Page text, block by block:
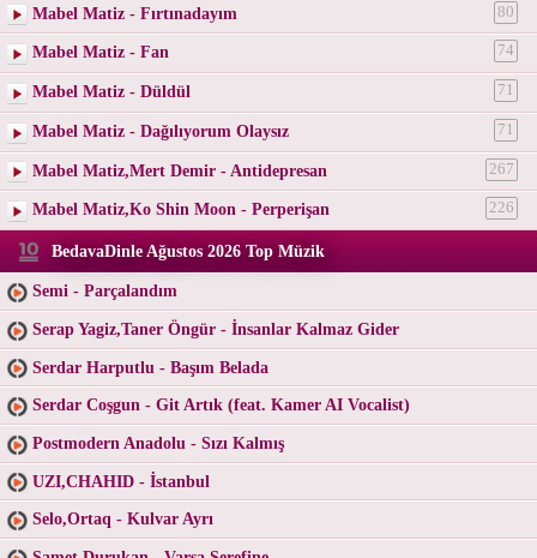
Mabel Matiz - Fırtınadayım 80
Mabel Matiz - Fan 74
Mabel Matiz - Düldül 71
Mabel Matiz - Dağılıyorum Olaysız 71
Mabel Matiz,Mert Demir - Antidepresan 267
Mabel Matiz,Ko Shin Moon - Perperişan 226
BedavaDinle Ağustos 2026 Top Müzik
Semi - Parçalandım
Serap Yagiz,Taner Öngür - İnsanlar Kalmaz Gider
Serdar Harputlu - Başım Belada
Serdar Coşgun - Git Artık (feat. Kamer AI Vocalist)
Postmodern Anadolu - Sızı Kalmış
UZI,CHAHID - İstanbul
Selo,Ortaq - Kulvar Ayrı